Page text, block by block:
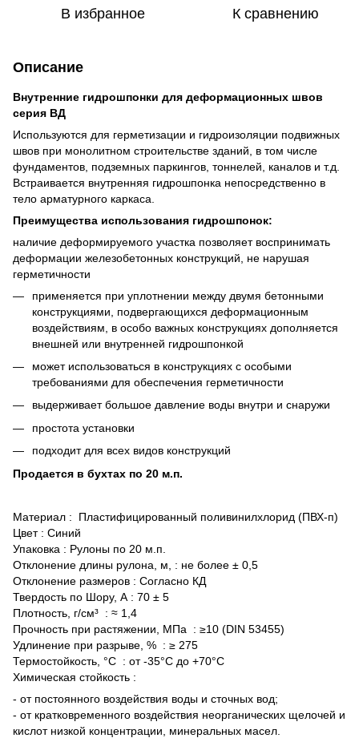
В избранное К сравнению
Описание
Внутренние гидрошпонки для деформационных швов
серия ВД
Используются для герметизации и гидроизоляции подвижных
швов при монолитном строительстве зданий, в том числе
фундаментов, подземных паркингов, тоннелей, каналов и т.д.
Встраивается внутренняя гидрошпонка непосредственно в
тело арматурного каркаса.
Преимущества использования гидрошпонок:
наличие деформируемого участка позволяет воспринимать
деформации железобетонных конструкций, не нарушая
герметичности
применяется при уплотнении между двумя бетонными
конструкциями, подвергающихся деформационным
воздействиям, в особо важных конструкциях дополняется
внешней или внутренней гидрошпонкой
может использоваться в конструкциях с особыми
требованиями для обеспечения герметичности
выдерживает большое давление воды внутри и снаружи
простота установки
подходит для всех видов конструкций
Продается в бухтах по 20 м.п.
Материал : Пластифицированный поливинилхлорид (ПВХ-п)
Цвет : Синий
Упаковка : Рулоны по 20 м.п.
Отклонение длины рулона, м, : не более ± 0,5
Отклонение размеров : Согласно КД
Твердость по Шору, А : 70 ± 5
Плотность, г/см³ : ≈ 1,4
Прочность при растяжении, МПа : ≥10 (DIN 53455)
Удлинение при разрыве, % : ≥ 275
Термостойкость, °С : от -35°С до +70°С
Химическая стойкость :
- от постоянного воздействия воды и сточных вод;
- от кратковременного воздействия неорганических щелочей и
кислот низкой концентрации, минеральных масел.